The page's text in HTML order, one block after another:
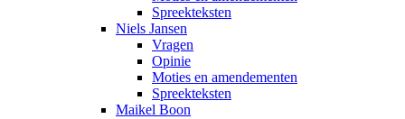
Spreekteksten
Niels Jansen
Vragen
Opinie
Moties en amendementen
Spreekteksten
Maikel Boon